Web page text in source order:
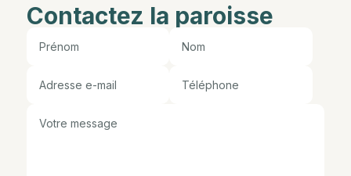
Contactez la paroisse